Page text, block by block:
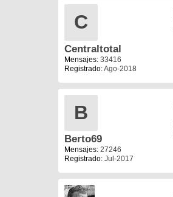
C
Centraltotal
Mensajes: 33416
Registrado:Ago-2018
B
Berto69
Mensajes: 27246
Registrado: Jul-2017